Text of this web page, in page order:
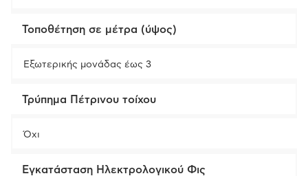
Τοποθέτηση σε μέτρα (ύψος)
Εξωτερικής μονάδας έως 3
Τρύπημα Πέτρινου τοίχου
Όχι
Εγκατάσταση Ηλεκτρολογικού Φις